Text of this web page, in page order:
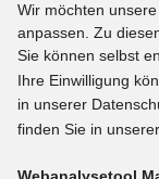
Social-Media-
BlueSky
YouTube
LinkedIn
Wir möchten
anpassen. Zu
Sie können selbst
Ihre Einwilligung
in unserer
finden Sie in unserer